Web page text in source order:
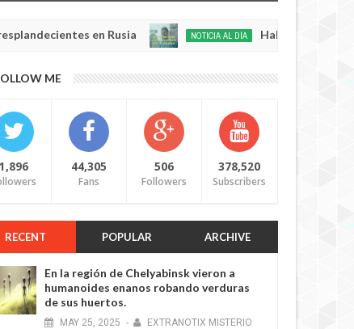
en Rusia
20250
NOTICIA AL DÍA Habló con Dios: Hombre
ME
1,896 44,305
Fans
506
Followers
378,520
Subscribers
RECENT POPULAR ARCHIVE
En la región de Chelyabinsk vieron a
humanoides enanos robando verduras
de sus huertos.
MAY 25, 2025 - EXTRANOTIX MISTERIO